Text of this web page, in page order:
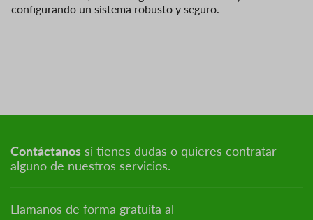
configurando un sistema robusto y seguro.
Contáctanos si tienes dudas o quieres contratar
alguno de nuestros servicios.
Llamanos de forma gratuita al